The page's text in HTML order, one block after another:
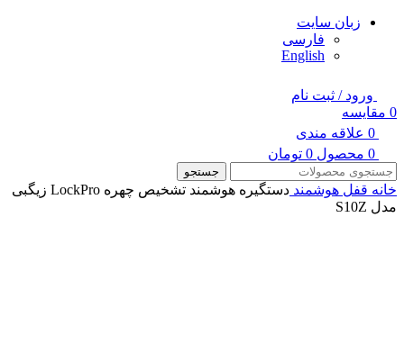
زبان سایت
فارسی
English
ورود / ثبت نام
0 مقایسه
0 علاقه مندی
0 محصول 0 تومان
جستجو
خانه قفل هوشمند
دستگیره هوشمند تشخیص چهره LockPro زیگبی
مدل S10Z